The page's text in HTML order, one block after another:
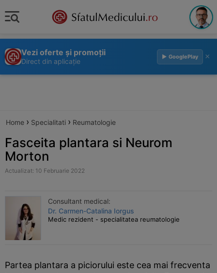
Vezi oferte și promoții
Direct din aplicație
▶ GooglePlay ×
Home › Specialitati › Reumatologie
Fasceita plantara si Neurom
Morton
Actualizat: 10 Februarie 2022
Consultant medical:
Dr. Carmen-Catalina Iorgus
Medic rezident - specialitatea reumatologie
Partea plantara a piciorului este cea mai frecventa